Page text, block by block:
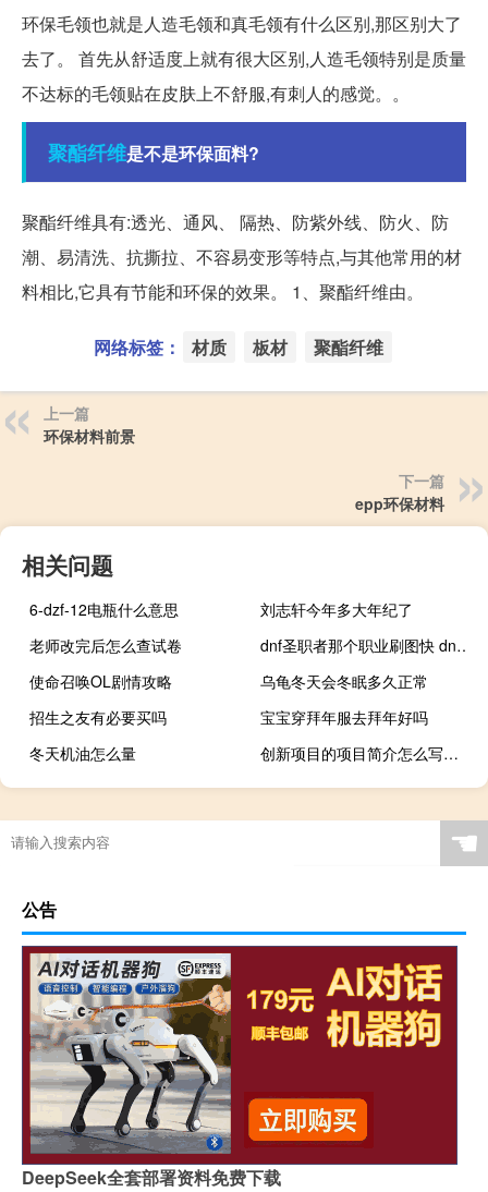
环保毛领也就是人造毛领和真毛领有什么区别,那区别大了
去了。 首先从舒适度上就有很大区别,人造毛领特别是质量
不达标的毛领贴在皮肤上不舒服,有刺人的感觉。。
聚酯纤维是不是环保面料?
聚酯纤维具有:透光、通风、 隔热、防紫外线、防火、防
潮、易清洗、抗撕拉、不容易变形等特点,与其他常用的材
料相比,它具有节能和环保的效果。 1、聚酯纤维由。
网络标签： 材质 板材 聚酯纤维
上一篇
环保材料前景
下一篇
epp环保材料
相关问题
6-dzf-12电瓶什么意思
刘志轩今年多大年纪了
老师改完后怎么查试卷
dnf圣职者那个职业刷图快 dnf80版本刷图职业排行
使命召唤OL剧情攻略
乌龟冬天会冬眠多久正常
招生之友有必要买吗
宝宝穿拜年服去拜年好吗
冬天机油怎么量
创新项目的项目简介怎么写（创新项目简介怎么写）
☚
公告
DeepSeek全套部署资料免费下载